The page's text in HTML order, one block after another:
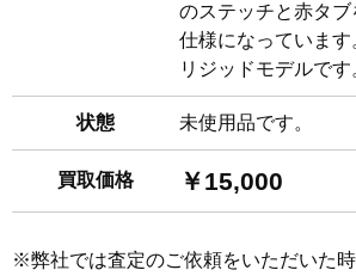
のステッチと赤タ
仕様になっています
リジッドモデルです
状態 未使用品です。
買取価格 ￥15,000
※弊社では査定のご依頼をいただいた